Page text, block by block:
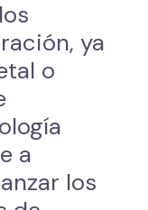
ya
o
a
los